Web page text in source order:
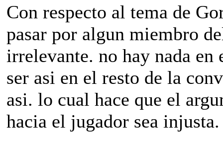
Con respecto al tema de
pasar por algun miembro
irrelevante. no hay nada
ser asi en el resto de la
asi. lo cual hace que el
hacia el jugador sea injusta.